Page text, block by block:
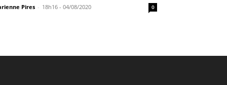
Pires - 18h16 - 04/08/2020 0